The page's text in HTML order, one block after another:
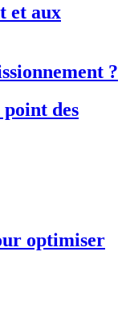
et aux
?
point des
optimiser